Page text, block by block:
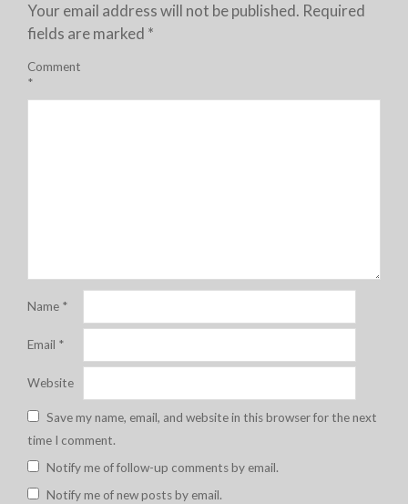
Your email address will not be published. Required
fields are marked *
Comment
*
Name *
Email *
Website
Save my name, email, and website in this browser for the next
time I comment.
Notify me of follow-up comments by email.
Notify me of new posts by email.